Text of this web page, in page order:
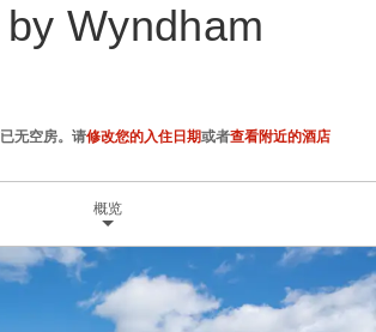
Wyndham
无空房。请修改您的入住日期或者查看附近的酒店
概览